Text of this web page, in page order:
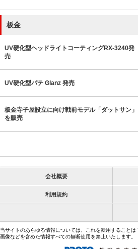
板金
UV硬化型ヘッドライトコーティングRX-3240発
売
UV硬化型パテ Glanz 発売
板金寺子屋設立に向け戦前モデル「ダットサン」
を販売
会社概要
利用規約
当サイトのあらゆる情報については、これを転用することは
画像などを含めた情報すべての無断使用を禁止いたします。